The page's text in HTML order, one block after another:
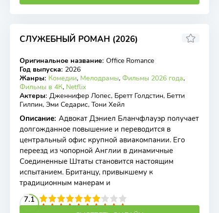
СЛУЖЕБНЫЙ РОМАН (2026)
WEB-DL
5.89
Оригинальное название: Office Romance
Год выпуска: 2026
Жанры: Комедии, Мелодрамы, Фильмы 2026 года,
Фильмы в 4К, Netflix
Актеры: Дженнифер Лопес, Бретт Голдстин, Бетти
Гилпин, Эми Седарис, Тони Хейл
Описание: Адвокат Дэниел Бланчфлауэр получает
долгожданное повышение и переводится в
центральный офис крупной авиакомпании. Его
переезд из чопорной Англии в динамичные
Соединенные Штаты становится настоящим
испытанием. Британцу, привыкшему к
традиционным манерам и
7.1
4 5 6 7 8 9 10